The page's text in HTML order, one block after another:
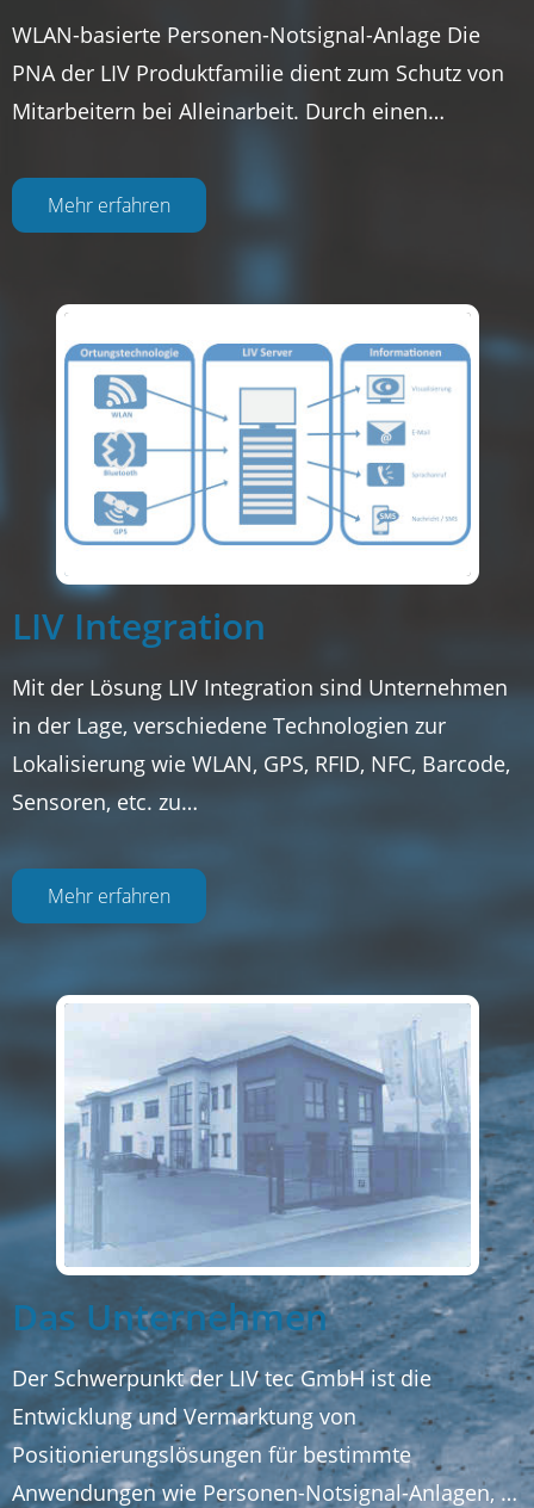
WLAN-basierte Personen-Notsignal-Anlage Die
PNA der LIV Produktfamilie dient zum Schutz von
Mitarbeitern bei Alleinarbeit. Durch einen…
Mehr erfahren
LIV Integration
Mit der Lösung LIV Integration sind Unternehmen
in der Lage, verschiedene Technologien zur
Lokalisierung wie WLAN, GPS, RFID, NFC, Barcode,
Sensoren, etc. zu…
Mehr erfahren
Das Unternehmen
Der Schwerpunkt der LIV tec GmbH ist die
Entwicklung und Vermarktung von
Positionierungslösungen für bestimmte
Anwendungen wie Personen-Notsignal-Anlagen, …